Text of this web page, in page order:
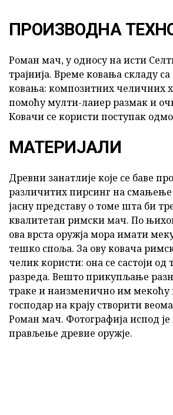
ПРОИЗВОДНА
Роман мач, у односу на исти
трајнија. Време ковања складу
ковања: композитних челичних
помоћу мулти-лаиер размак и
Ковачи се користи поступак
МАТЕРИЈАЛИ
Древни занатлије које се баве
различитих пирсинг на смањење
јасну представу о томе шта би
квалитетан римски мач. По
ова врста оружја мора имати
тешко споља. За ову ковача
челик користи: она се састоји
разреда. Вешто прикупљање
траке и наизменично им мекоћу
господар на крају створити
Роман мач. Фотографија испод
прављење древне оружје.